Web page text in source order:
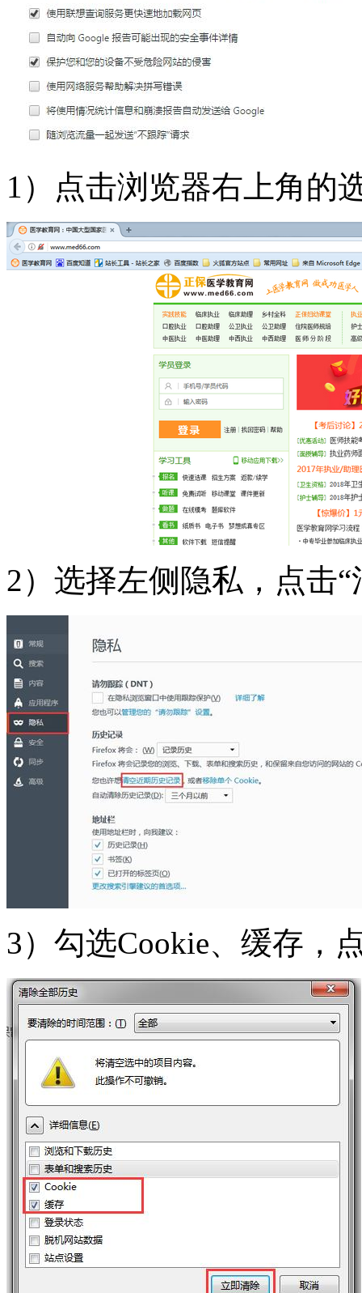
1）点击浏览器右上角的
2）选择左侧隐私，点击
3）勾选Cookie、缓存，